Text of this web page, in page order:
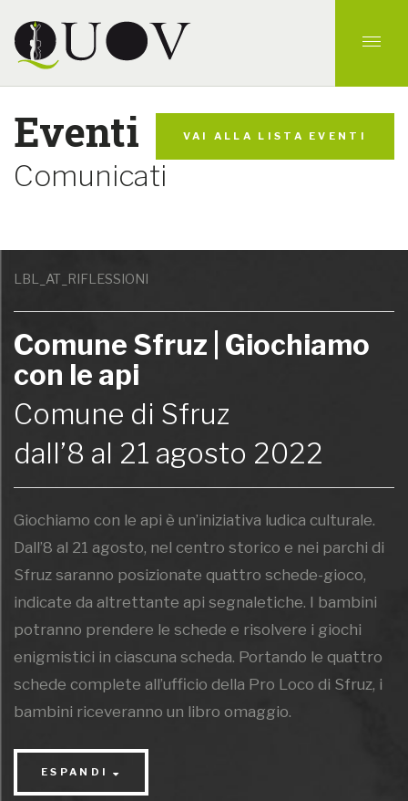
Eventi VAI ALLA LISTA EVENTI
Comunicati
LBL_AT_RIFLESSIONI
Comune Sfruz | Giochiamo
con le api
Comune di Sfruz
dall’8 al 21 agosto 2022
Giochiamo con le api è un’iniziativa ludica culturale.
Dall’8 al 21 agosto, nel centro storico e nei parchi di
Sfruz saranno posizionate quattro schede-gioco,
indicate da altrettante api segnaletiche. I bambini
potranno prendere le schede e risolvere i giochi
enigmistici in ciascuna scheda. Portando le quattro
schede complete all’ufficio della Pro Loco di Sfruz, i
bambini riceveranno un libro omaggio.
È possibile sensibilizzare i bambini sull’importanza di
ESPANDI